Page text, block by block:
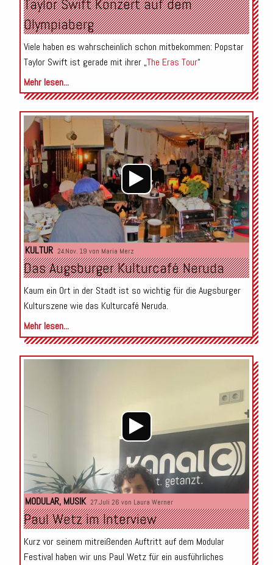
Olympiaberg
Viele haben es wahrscheinlich schon mitbekommen: Popstar
Taylor Swift ist gerade mit ihrer „The Eras Tour“
Mehr lesen...
Audio-
Player
KULTUR 24.Nov. 19 von Maria Merz
Das Augsburger Kulturcafé Neruda
Kaum ein Ort in der Stadt ist so wichtig für die Augsburger
Kulturszene wie das Kulturcafé Neruda.
Mehr lesen...
Audio-
Player
MODULAR, MUSIK 27.Juli 26 von Laura Werner
Paul Wetz im Interview
Kurz vor seinem mitreißenden Auftritt auf dem Modular
Festival haben wir uns Paul Wetz für ein ausführliches